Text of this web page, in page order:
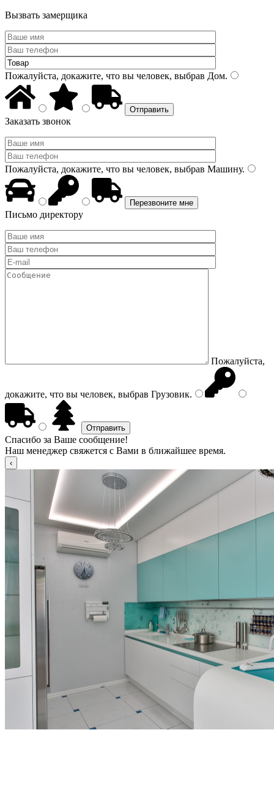
Вызвать замерщика
Пожалуйста, докажите, что вы человек, выбрав Дом.
Заказать звонок
Пожалуйста, докажите, что вы человек, выбрав Машину.
Письмо директору
Пожалуйста,
докажите, что вы человек, выбрав Грузовик.
Спасибо за Ваше сообщение!
Наш менеджер свяжется с Вами в ближайшее время.